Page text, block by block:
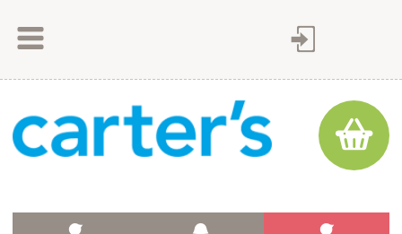
Как оплатить
Доставка товара
Контакты